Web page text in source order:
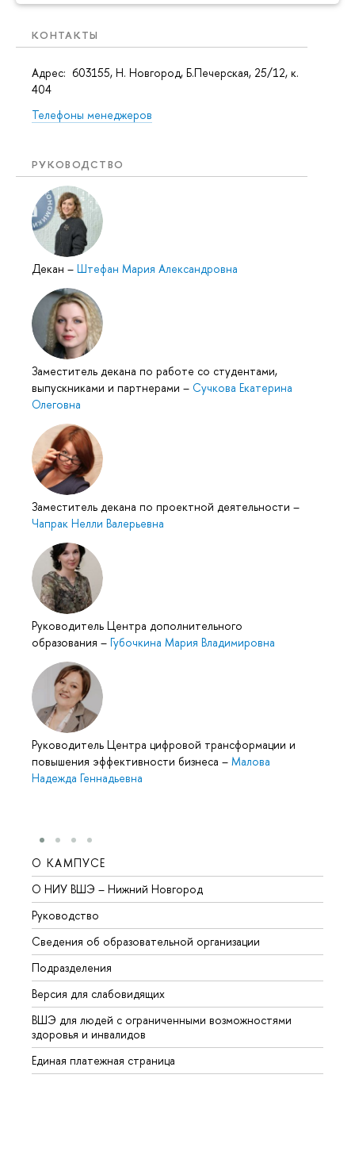
КОНТАКТЫ
Адрес: 603155, Н. Новгород, Б.Печерская, 25/12, к.
404
Телефоны менеджеров
РУКОВОДСТВО
Декан – Штефан Мария Александровна
Заместитель декана по работе со студентами,
выпускниками и партнерами – Сучкова Екатерина
Олеговна
Заместитель декана по проектной деятельности –
Чапрак Нелли Валерьевна
Руководитель Центра дополнительного
образования – Губочкина Мария Владимировна
Руководитель Центра цифровой трансформации и
повышения эффективности бизнеса – Малова
Надежда Геннадьевна
О КАМПУСЕ
О НИУ ВШЭ – Нижний Новгород
Руководство
Сведения об образовательной организации
Подразделения
Версия для слабовидящих
ВШЭ для людей с ограниченными возможностями
здоровья и инвалидов
Единая платежная страница